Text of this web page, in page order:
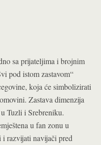
sa prijateljima i brojnim
pod istom zastavom“
koja će simbolizirati
Zastava dimenzija
Tuzli i Srebreniku.
u fan zonu u
i razvijati navijači pred